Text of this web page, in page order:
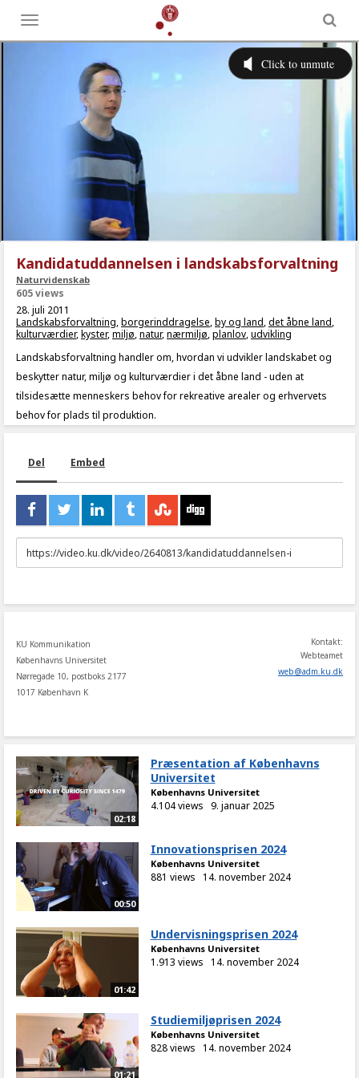
Toggle
menu
Kandidatuddannelsen i landskabsforvaltning
Naturvidenskab
605 views
28. juli 2011
Landskabsforvaltning,borgerinddragelse,by og land,det åbne land,
kulturværdier,kyster,miljø,natur,nærmiljø,planlov,udvikling
Landskabsforvaltning handler om, hvordan vi udvikler landskabet og
beskytter natur, miljø og kulturværdier i det åbne land - uden at
tilsidesætte menneskers behov for rekreative arealer og erhvervets
behov for plads til produktion.
Del Embed
URL
to
KU Kommunikation
Københavns Universitet
Nørregade 10, postboks 2177
1017 København K
Kontakt:
Webteamet
web@adm.ku.dk
02:18
Præsentation af Københavns
Universitet
Københavns Universitet
4.104 views 9. januar 2025
00:50
Innovationsprisen 2024
Københavns Universitet
881 views 14. november 2024
01:42
Undervisningsprisen 2024
Københavns Universitet
1.913 views 14. november 2024
01:21
Studiemiljøprisen 2024
Københavns Universitet
828 views 14. november 2024